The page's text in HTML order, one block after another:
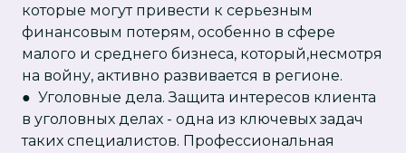
которые могут привести к серьезным
финансовым потерям, особенно в сфере
малого и среднего бизнеса, который,несмотря
на войну, активно развивается в регионе.
● Уголовные дела. Защита интересов клиента
в уголовных делах - одна из ключевых задач
таких специалистов. Профессиональная